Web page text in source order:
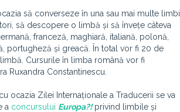
să converseze în una sau mai multe limbi
să descopere o limbă și să învețe câteva
franceză, maghiară, italiană, polonă,
portugheză și greacă. În total vor fi 20 de
Cursurile în limba română vor fi
Ruxandra Constantinescu.
cu ocazia Zilei Internaționale a Traducerii se va
a concursului Europa?!privind limbile și